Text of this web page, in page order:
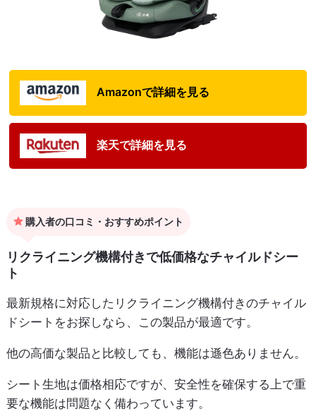
Amazonで詳細を見る
楽天で詳細を見る
購入者の口コミ・おすすめポイント
リクライニング機構付きで低価格なチャイルドシー
ト
最新規格に対応したリクライニング機構付きのチャイル
ドシートをお探しなら、この製品が最適です。
他の高価な製品と比較しても、機能は遜色ありません。
シート生地は価格相応ですが、安全性を確保する上で重
要な機能は問題なく備わっています。